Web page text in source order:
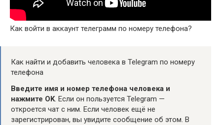
Как войти в аккаунт телеграмм по номеру телефона?
Как найти и добавить человека в Telegram по номеру
телефона
Введите имя и номер телефона человека и
нажмите OK. Если он пользуется Telegram —
откроется чат с ним. Если человек ещё не
зарегистрирован, вы увидите сообщение об этом. В